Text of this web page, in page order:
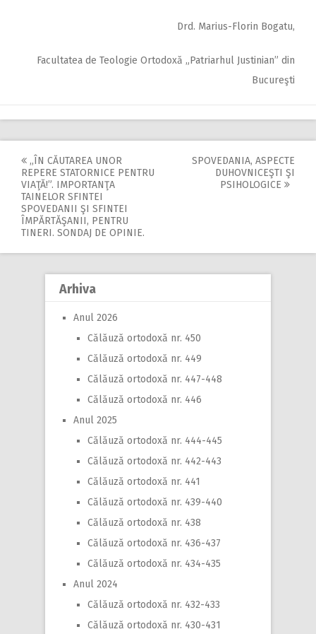
Drd. Marius-Florin Bogatu,
Facultatea de Teologie Ortodoxă „Patriarhul Justinian” din
Bucureşti
Post
navigation
,,ÎN CĂUTAREA UNOR
REPERE STATORNICE PENTRU
VIAŢĂ!”. IMPORTANŢA
TAINELOR SFINTEI
SPOVEDANII ŞI SFINTEI
ÎMPĂRTĂŞANII, PENTRU
TINERI. SONDAJ DE OPINIE.
SPOVEDANIA, ASPECTE
DUHOVNICEŞTI ŞI
PSIHOLOGICE
Arhiva
Anul 2026
Călăuză ortodoxă nr. 450
Călăuză ortodoxă nr. 449
Călăuză ortodoxă nr. 447-448
Călăuză ortodoxă nr. 446
Anul 2025
Călăuză ortodoxă nr. 444-445
Călăuză ortodoxă nr. 442-443
Călăuză ortodoxă nr. 441
Călăuză ortodoxă nr. 439-440
Călăuză ortodoxă nr. 438
Călăuză ortodoxă nr. 436-437
Călăuză ortodoxă nr. 434-435
Anul 2024
Călăuză ortodoxă nr. 432-433
Călăuză ortodoxă nr. 430-431